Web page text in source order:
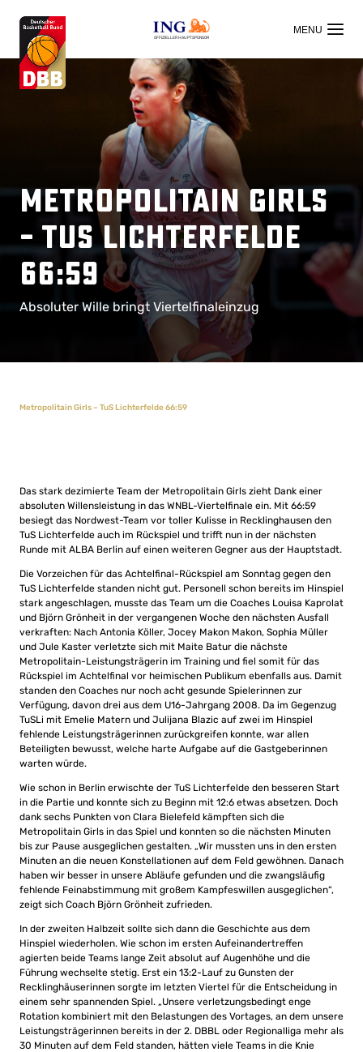
OFFIZIELLER HAUPTSPONSOR
Metropolitain Girls
– TuS Lichterfelde
66:59
Absoluter Wille bringt Viertelfinaleinzug
Metropolitain Girls – TuS Lichterfelde 66:59
Das stark dezimierte Team der Metropolitain Girls zieht Dank einer
absoluten Willensleistung in das WNBL-Viertelfinale ein. Mit 66:59
besiegt das Nordwest-Team vor toller Kulisse in Recklinghausen den
TuS Lichterfelde auch im Rückspiel und trifft nun in der nächsten
Runde mit ALBA Berlin auf einen weiteren Gegner aus der Hauptstadt.
Die Vorzeichen für das Achtelfinal-Rückspiel am Sonntag gegen den
TuS Lichterfelde standen nicht gut. Personell schon bereits im Hinspiel
stark angeschlagen, musste das Team um die Coaches Louisa Kaprolat
und Björn Grönheit in der vergangenen Woche den nächsten Ausfall
verkraften: Nach Antonia Köller, Jocey Makon Makon, Sophia Müller
und Jule Kaster verletzte sich mit Maite Batur die nächste
Metropolitain-Leistungsträgerin im Training und fiel somit für das
Rückspiel im Achtelfinal vor heimischen Publikum ebenfalls aus. Damit
standen den Coaches nur noch acht gesunde Spielerinnen zur
Verfügung, davon drei aus dem U16-Jahrgang 2008. Da im Gegenzug
TuSLi mit Emelie Matern und Julijana Blazic auf zwei im Hinspiel
fehlende Leistungsträgerinnen zurückgreifen konnte, war allen
Beteiligten bewusst, welche harte Aufgabe auf die Gastgeberinnen
warten würde.
Wie schon in Berlin erwischte der TuS Lichterfelde den besseren Start
in die Partie und konnte sich zu Beginn mit 12:6 etwas absetzen. Doch
dank sechs Punkten von Clara Bielefeld kämpften sich die
Metropolitain Girls in das Spiel und konnten so die nächsten Minuten
bis zur Pause ausgeglichen gestalten. „Wir mussten uns in den ersten
Minuten an die neuen Konstellationen auf dem Feld gewöhnen. Danach
haben wir besser in unsere Abläufe gefunden und die zwangsläufig
fehlende Feinabstimmung mit großem Kampfeswillen ausgeglichen“,
zeigt sich Coach Björn Grönheit zufrieden.
In der zweiten Halbzeit sollte sich dann die Geschichte aus dem
Hinspiel wiederholen. Wie schon im ersten Aufeinandertreffen
agierten beide Teams lange Zeit absolut auf Augenhöhe und die
Führung wechselte stetig. Erst ein 13:2-Lauf zu Gunsten der
Recklinghäuserinnen sorgte im letzten Viertel für die Entscheidung in
einem sehr spannenden Spiel. „Unsere verletzungsbedingt enge
Rotation kombiniert mit den Belastungen des Vortages, an dem unsere
Leistungsträgerinnen bereits in der 2. DBBL oder Regionalliga mehr als
30 Minuten auf dem Feld standen, hätten viele Teams in die Knie